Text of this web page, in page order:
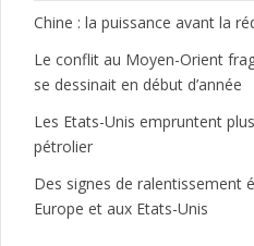
Chine : la puissance avant la
Le conflit au Moyen-Orient
se dessinait en début d’année
Les Etats-Unis empruntent
pétrolier
Des signes de ralentissement
Europe et aux Etats-Unis